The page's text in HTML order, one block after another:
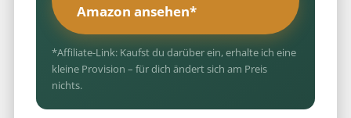
Amazon ansehen*
*Affiliate-Link: Kaufst du darüber ein, erhalte ich eine
kleine Provision – für dich ändert sich am Preis
nichts.